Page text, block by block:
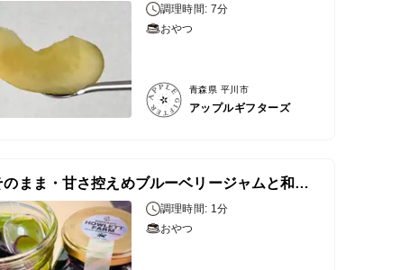
調理時間: 7分
おやつ
青森県 平川市
アップルギフターズ
果実そのまま・甘さ控えめブルーベリージャムと和スイーツ
調理時間: 1分
おやつ